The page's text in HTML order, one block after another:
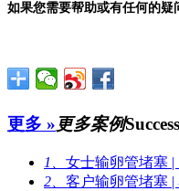
如果您需要帮助或有任何的疑
更多 » 更多案例
1、 女士输卵管堵塞
2、 客户输卵管堵塞